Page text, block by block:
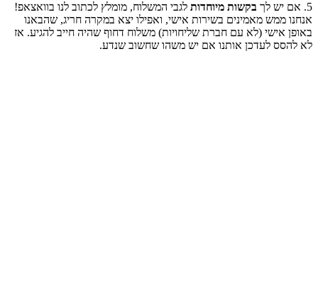
בקשות מיוחדותלגבי המשלוח, מומלץ לכתוב לנו בוואצאפ!
ממש מאמינים בשירות אישי, ואפילו יצא במקרה חריג, שהבאנו
אישי (לא עם חברת שליחויות) משלוח דחוף שהיה חייב להגיע. אז
להסס לעדכן אותנו אם יש משהו שחשוב שנדע.